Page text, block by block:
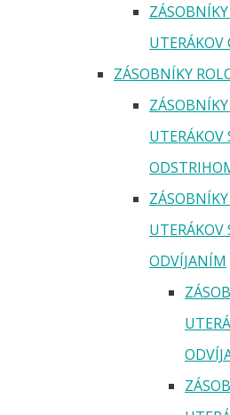
UTERÁKOV
ZÁSOBNÍKY
ODVÍJANÍM